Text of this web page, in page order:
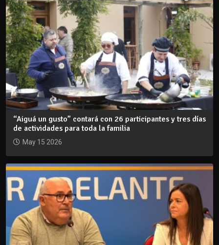
“Aiguá un gusto” contará con 26 participantes y tres días
de actividades para toda la familia
May 15 2026